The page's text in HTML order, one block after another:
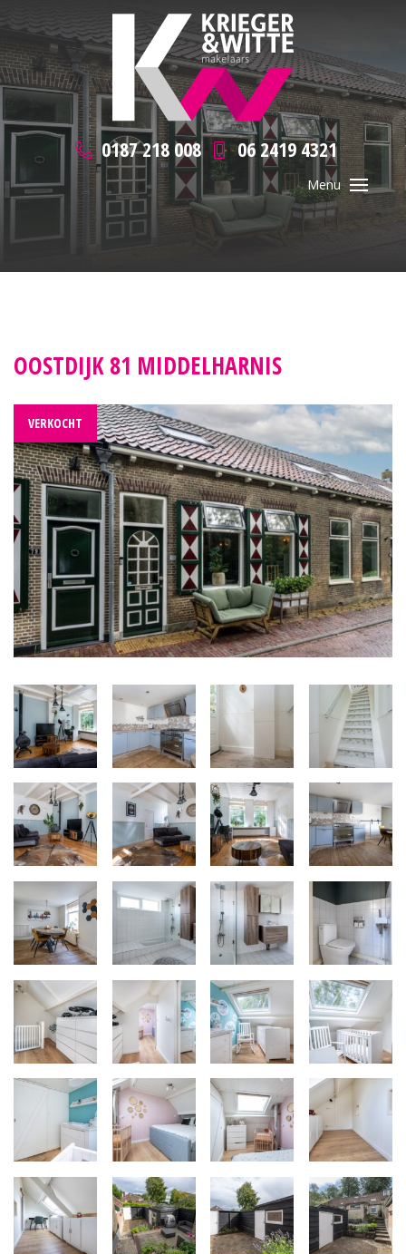
0187 218 008 06 2419 4321
OOSTDIJK 81 MIDDELHARNIS
VERKOCHT